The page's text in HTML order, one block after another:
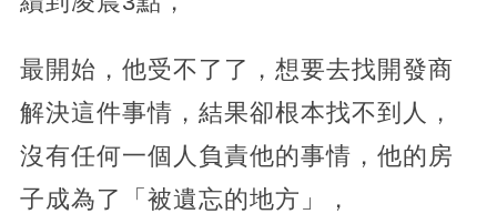
最開始，他受不了了，想要去找開發商
解決這件事情，結果卻根本找不到人，
沒有任何一個人負責他的事情，他的房
子成為了「被遺忘的地方」，